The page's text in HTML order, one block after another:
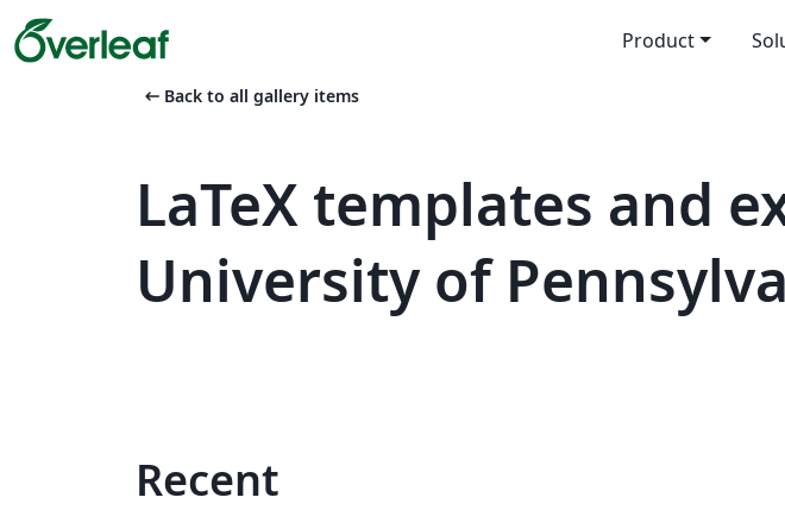
Product
arrow_left_alt Back to all gallery items
LaTeX templates and
University of
Recent